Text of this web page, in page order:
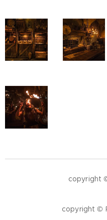
copyright ©